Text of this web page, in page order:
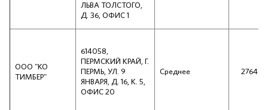
ЛЬВА ТОЛСТОГО,
Д. 36, ОФИС 1
ООО "КО
ТИМБЕР"
614058,
ПЕРМСКИЙ КРАЙ, Г.
ПЕРМЬ, УЛ. 9
ЯНВАРЯ, Д. 16, К. 5,
ОФИС 20
Среднее